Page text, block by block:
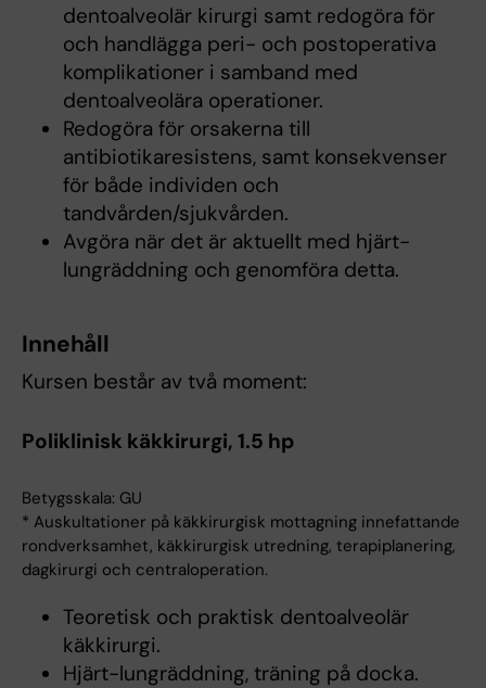
dentoalveolär kirurgi samt redogöra för
och handlägga peri- och postoperativa
komplikationer i samband med
dentoalveolära operationer.
Redogöra för orsakerna till
antibiotikaresistens, samt konsekvenser
för både individen och
tandvården/sjukvården.
Avgöra när det är aktuellt med hjärt-
lungräddning och genomföra detta.
Innehåll
Kursen består av två moment:
Poliklinisk käkkirurgi, 1.5 hp
Betygsskala: GU
* Auskultationer på käkkirurgisk mottagning innefattande
rondverksamhet, käkkirurgisk utredning, terapiplanering,
dagkirurgi och centraloperation.
Teoretisk och praktisk dentoalveolär
käkkirurgi.
Hjärt-lungräddning, träning på docka.